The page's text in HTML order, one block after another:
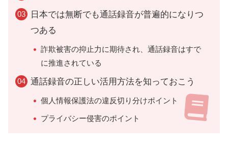
日本では無断でも通話録音が普遍的になりつ
つある
詐欺被害の抑止力に期待され、通話録音はすで
に推進されている
通話録音の正しい活用方法を知っておこう
個人情報保護法の違反切り分けポイント
プライバシー侵害のポイント